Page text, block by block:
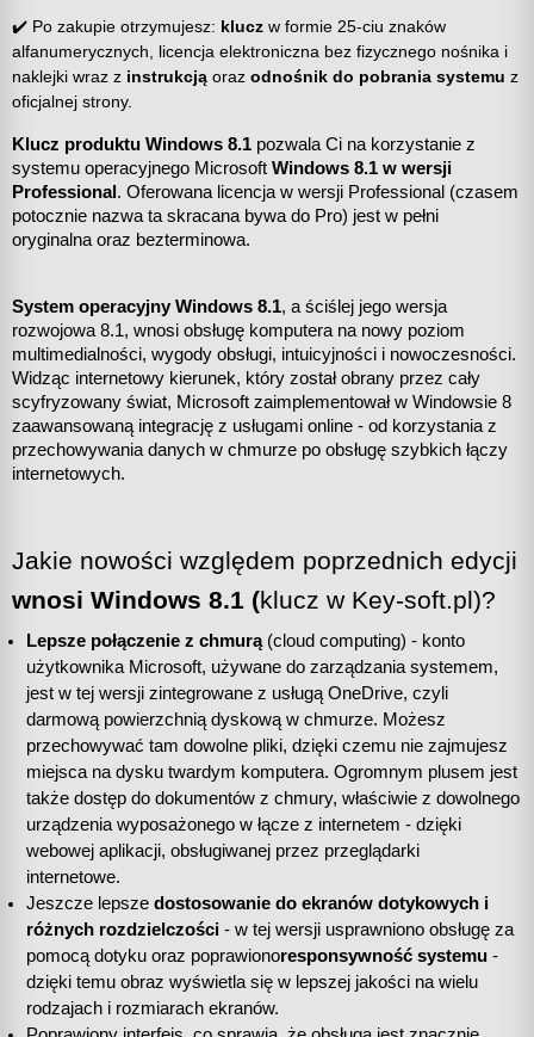
✔️ Po zakupie otrzymujesz: klucz w formie 25-ciu znaków
alfanumerycznych, licencja elektroniczna bez fizycznego nośnika i
naklejki wraz z instrukcją oraz odnośnik do pobrania systemu z
oficjalnej strony.
Klucz produktu Windows 8.1 pozwala Ci na korzystanie z
systemu operacyjnego Microsoft Windows 8.1 w wersji
Professional. Oferowana licencja w wersji Professional (czasem
potocznie nazwa ta skracana bywa do Pro) jest w pełni
oryginalna oraz bezterminowa.
System operacyjny Windows 8.1, a ściślej jego wersja
rozwojowa 8.1, wnosi obsługę komputera na nowy poziom
multimedialności, wygody obsługi, intuicyjności i nowoczesności.
Widząc internetowy kierunek, który został obrany przez cały
scyfryzowany świat, Microsoft zaimplementował w Windowsie 8
zaawansowaną integrację z usługami online - od korzystania z
przechowywania danych w chmurze po obsługę szybkich łączy
internetowych.
wnosi Windows 8.1 (klucz w Key-soft.pl)?
Lepsze połączenie z chmurą (cloud computing) - konto
użytkownika Microsoft, używane do zarządzania systemem,
jest w tej wersji zintegrowane z usługą OneDrive, czyli
darmową powierzchnią dyskową w chmurze. Możesz
przechowywać tam dowolne pliki, dzięki czemu nie zajmujesz
miejsca na dysku twardym komputera. Ogromnym plusem jest
także dostęp do dokumentów z chmury, właściwie z dowolnego
urządzenia wyposażonego w łącze z internetem - dzięki
webowej aplikacji, obsługiwanej przez przeglądarki
internetowe.
Jeszcze lepsze dostosowanie do ekranów dotykowych i
różnych rozdzielczości - w tej wersji usprawniono obsługę za
pomocą dotyku oraz poprawionoresponsywność systemu -
dzięki temu obraz wyświetla się w lepszej jakości na wielu
rodzajach i rozmiarach ekranów.